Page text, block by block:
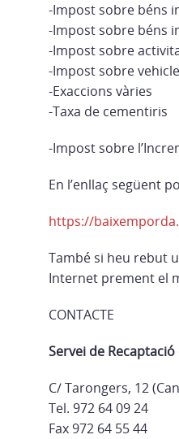
-Impost sobre béns
-Impost sobre béns
-Impost sobre
-Impost sobre
-Exaccions vàries
-Taxa de cementiris
-Impost sobre
En l’enllaç següent
https://
També si heu rebut
Internet prement el
CONTACTE
Servei de
C/ Tarongers, 12
Tel. 972 64 09 24
Fax 972 64 55 44